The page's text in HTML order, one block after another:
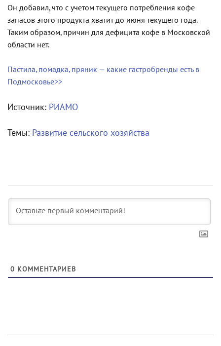
Он добавил, что с учетом текущего потребления кофе
запасов этого продукта хватит до июня текущего года.
Таким образом, причин для дефицита кофе в Московской
области нет.
Пастила, помадка, пряник — какие гастробренды есть в
Подмосковье>>
Источник: РИАМО
Темы: Развитие сельского хозяйства
0 КОММЕНТАРИЕВ